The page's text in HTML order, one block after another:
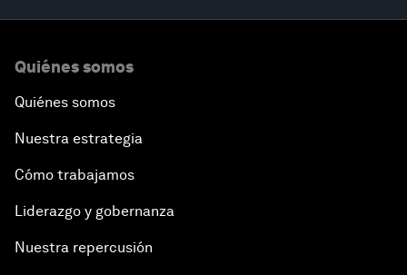
Quiénes somos
Quiénes somos
Nuestra estrategia
Cómo trabajamos
Liderazgo y gobernanza
Nuestra repercusión